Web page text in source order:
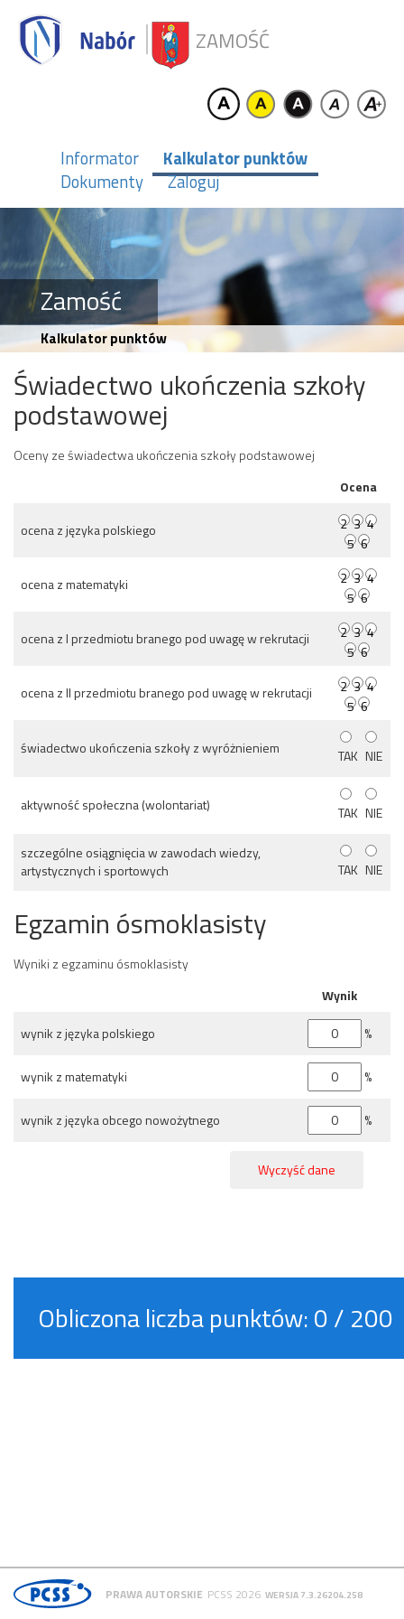
ZAMOŚĆ
Informator
Kalkulator punktów
Dokumenty
Zaloguj
Zamość
Kalkulator punktów
Świadectwo ukończenia szkoły
podstawowej
Oceny ze świadectwa ukończenia szkoły podstawowej
Ocena
ocena z języka polskiego
ocena z matematyki
ocena z I przedmiotu branego pod uwagę w rekrutacji
ocena z II przedmiotu branego pod uwagę w rekrutacji
świadectwo ukończenia szkoły z wyróżnieniem TAK NIE
aktywność społeczna (wolontariat) TAK NIE
szczególne osiągnięcia w zawodach wiedzy,
artystycznych i sportowych
TAK NIE
Egzamin ósmoklasisty
Wyniki z egzaminu ósmoklasisty
Wynik
wynik z języka polskiego
%
wynik z matematyki %
wynik z języka obcego nowożytnego %
Wyczyść dane
Obliczona liczba punktów:0/ 200
PRAWA AUTORSKIE PCSS 2026 WERSJA 7.3.26204.258